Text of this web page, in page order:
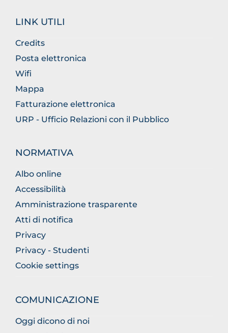
LINK UTILI
Credits
Posta elettronica
Wifi
Mappa
Fatturazione elettronica
URP - Ufficio Relazioni con il Pubblico
NORMATIVA
Albo online
Accessibilità
Amministrazione trasparente
Atti di notifica
Privacy
Privacy - Studenti
Cookie settings
COMUNICAZIONE
Oggi dicono di noi